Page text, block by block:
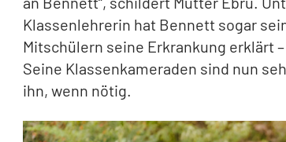
Klassenlehrerin hat Bennett sogar
Mitschülern seine Erkrankung erklärt
Seine Klassenkameraden sind nun
ihn, wenn nötig.